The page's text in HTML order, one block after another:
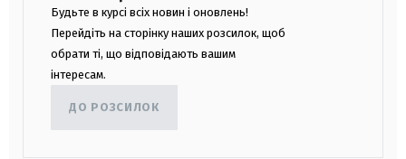
Будьте в курсі всіх новин і оновлень!
Перейдіть на сторінку наших розсилок, щоб
обрати ті, що відповідають вашим
інтересам.
ДО РОЗСИЛОК